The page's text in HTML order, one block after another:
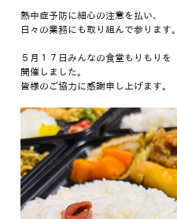
熱中症予防に細心の注意を払い、
日々の業務にも取り組んで参ります。
５月１７日みんなの食堂もりもりを
開催しました。
皆様のご協力に感謝申し上げます。